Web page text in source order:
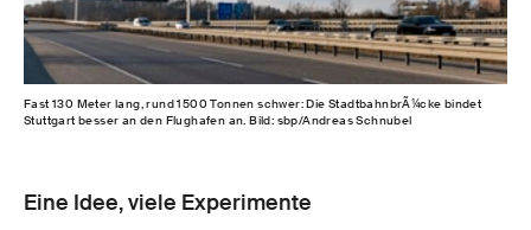
Fast 130 Meter lang, rund 1500 Tonnen schwer: Die StadtbahnbrÃ¼cke bindet
Stuttgart besser an den Flughafen an. Bild: sbp/Andreas Schnubel
Eine Idee, viele Experimente